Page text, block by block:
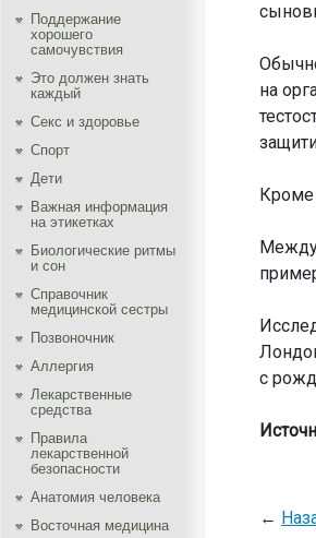
Поддержание
хорошего
самочувствия
Это должен знать
каждый
Секс и здоровье
Спорт
Дети
Важная информация
на этикетках
Биологические ритмы
и сон
Справочник
медицинской сестры
Позвоночник
Аллергия
Лекарственные
средства
Правила
лекарственной
безопасности
Aнатомия человека
Восточная медицина
на
Кроме
Между
с
←